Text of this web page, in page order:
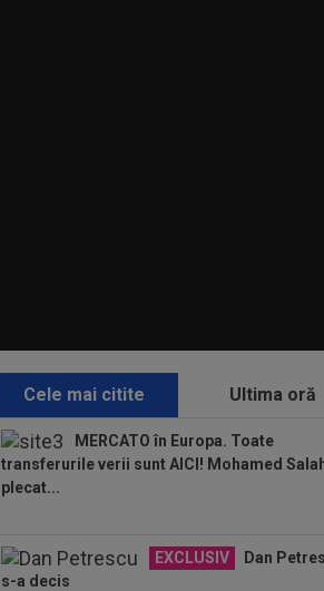
Cele mai citite Ultima oră
MERCATO în Europa. Toate
transferurile verii sunt AICI! Mohamed
plecat...
EXCLUSIV
Dan
s-a decis